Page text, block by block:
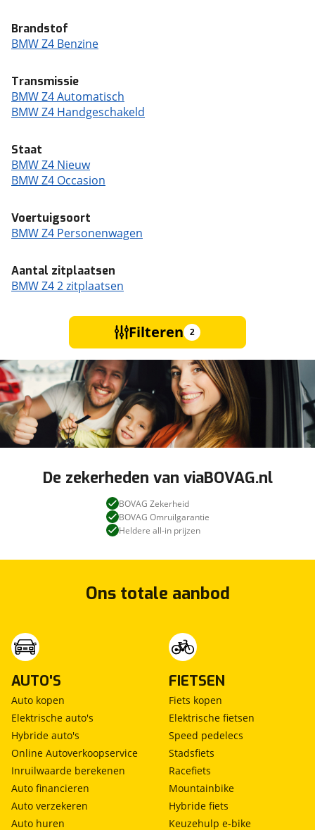
Brandstof
BMW Z4 Benzine
Transmissie
BMW Z4 Automatisch
BMW Z4 Handgeschakeld
Staat
BMW Z4 Nieuw
BMW Z4 Occasion
Voertuigsoort
BMW Z4 Personenwagen
Aantal zitplaatsen
BMW Z4 2 zitplaatsen
Filteren 2
De zekerheden van viaBOVAG.nl
BOVAG Zekerheid
BOVAG Omruilgarantie
Heldere all-in prijzen
Ons totale aanbod
AUTO'S
Auto kopen
Elektrische auto's
Hybride auto's
Online Autoverkoopservice
Inruilwaarde berekenen
Auto financieren
Auto verzekeren
Auto huren
FIETSEN
Fiets kopen
Elektrische fietsen
Speed pedelecs
Stadsfiets
Racefiets
Mountainbike
Hybride fiets
Keuzehulp e-bike